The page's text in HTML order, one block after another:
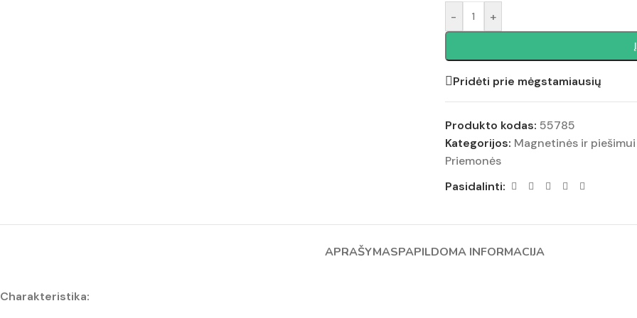
- +
Pridėti prie mėgstamiausių
Produkto kodas: 55785
Kategorijos: Magnetinės ir
Priemonės
Pasidalinti:
APRAŠYMASPAPILDOMA INFORMACIJA
Charakteristika: